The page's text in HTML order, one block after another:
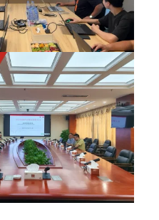
年6月12日
6月12日